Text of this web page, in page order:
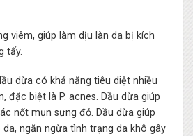
viêm, giúp làm dịu làn da bị kích
tấy.
dừa có khả năng tiêu diệt nhiều
đặc biệt là P. acnes. Dầu dừa giúp
nốt mụn sưng đỏ. Dầu dừa giúp
ngăn ngừa tình trạng da khô gây